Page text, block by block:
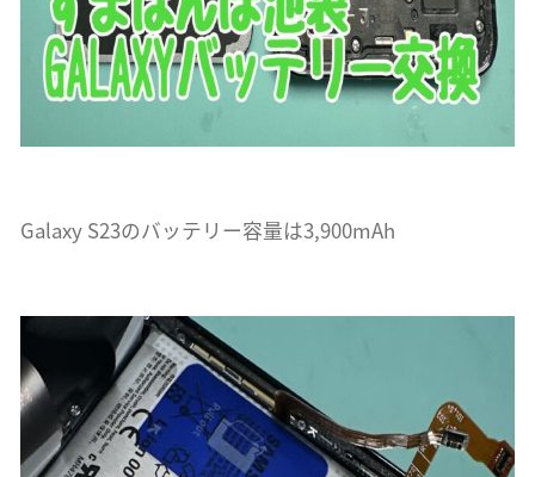
Galaxy S23のバッテリー容量は3,900mAh